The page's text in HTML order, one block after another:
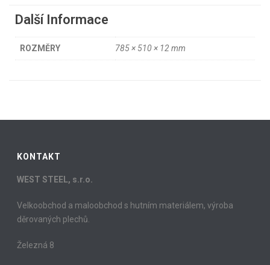
Další Informace
ROZMĚRY 785 × 510 × 12 mm
KONTAKT
WEST STEEL, s.r.o.
Velkoobchod a maloobchod s hutním materiálem, výroba
děrovaných plechů.
Železná 8